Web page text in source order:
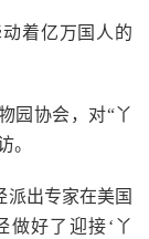
着亿万国人的
协会，对“丫
。
出专家在美国
做好了迎接‘丫